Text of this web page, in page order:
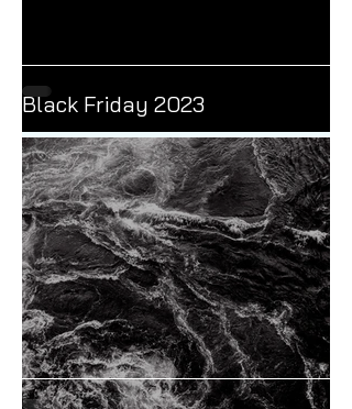
Black Friday 2023